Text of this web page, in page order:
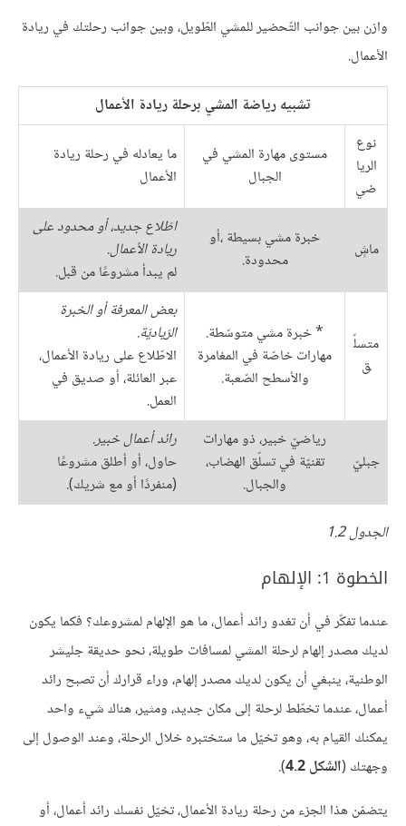
وازن بين جوانب التّحضير للمشي الطّويل، وبين جوانب رحلتك في ريادة
الأعمال.
تشبيه رياضة المشي برحلة ريادة الأعمال
نوع
الريا
ضي
مستوى مهارة المشي في
الجبال
ما يعادله في رحلة ريادة
الأعمال
ماشٍ
خبرة مشي بسيطة ،أو
محدودة.
اطّلاع جديد، أو محدود على
ريادة الأعمال.
لم يبدأ مشروعًا من قبل.
متسلّ
ق
* خبرة مشي متوسّطة.
مهارات خاصّة في المغامرة
والأسطح الصّعبة.
بعض المعرفة أو الخبرة
الرّياديّة.
الاطّلاع على ريادة الأعمال،
عبر العائلة، أو صديق في
العمل.
جبليّ
رياضيّ خبير، ذو مهارات
تقنيّة في تسلّق الهضاب،
والجبال.
رائد أعمال خبير.
حاول، أو أطلق مشروعًا
(منفردًا أو مع شريك).
الجدول 1.2
الخطوة 1: الإلهام
عندما تفكّر في أن تغدو رائد أعمال، ما هو الإلهام لمشروعك؟ فكما يكون
لديك مصدر إلهام لرحلة المشي لمسافات طويلة، نحو حديقة جليشر
الوطنية، ينبغي أن يكون لديك مصدر إلهام، وراء قرارك أن تصبح رائد
أعمال، عندما تخطّط لرحلة إلى مكان جديد، ومثير، هناك شيء واحد
يمكنك القيام به، وهو تخيّل ما ستختبره خلال الرحلة، وعند الوصول إلى
وجهتك (الشّكل 4.2
).
يتضمّن هذا الجزء من رحلة ريادة الأعمال، تخيّل نفسك رائد أعمال، أو